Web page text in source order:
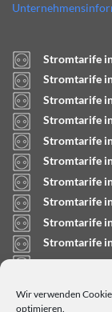
Wir verwenden
optimieren.
Stromtarife
Stromtarife
Stromtarife
Stromtarife
Stromtarife
Stromtarife
Stromtarife
Stromtarife
Stromtarife
Stromtarife
Stromtarife
Stromtarife